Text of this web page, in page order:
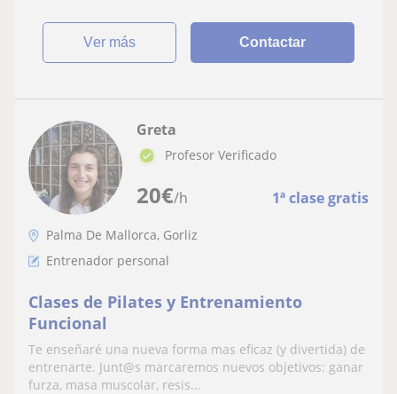
ver más Contactar
20€/h 1ª clase gratis
Greta
Profesor Verificado
Palma De Mallorca, Gorliz
Entrenador personal
Clases de Pilates y Entrenamiento
Funcional
Te enseñaré una nueva forma mas eficaz (y divertida) de
entrenarte. Junt@s marcaremos nuevos objetivos: ganar
furza, masa muscolar, resis...